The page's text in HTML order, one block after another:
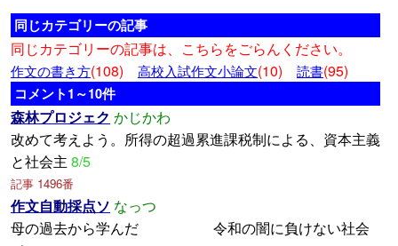
同じカテゴリーの記事
同じカテゴリーの記事は、こちらをごらんください。
作文の書き方(108) 高校入試作文小論文(10) 読書(95)
コメント1～10件
森林プロジェク かじかわ
改めて考えよう。所得の超過累進課税制による、資本主義
と社会主 8/5
記事 1496番
作文自動採点ソ なっつ
母の過去から学んだ 令和の闇に負けない社会